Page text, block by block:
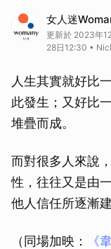
女人迷
更新於 2023年
28日12:30 •
人生其實就好比
此發生；又好比
堆疊而成。
而對很多人來說
性，往往又是由
他人信任所逐漸建
（同場加映：
《